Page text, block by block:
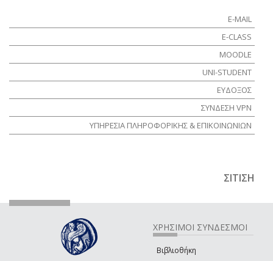
E-MAIL
E-CLASS
MOODLE
UNI-STUDENT
ΕΥΔΟΞΟΣ
ΣΥΝΔΕΣΗ VPN
ΥΠΗΡΕΣΙΑ ΠΛΗΡΟΦΟΡΙΚΗΣ & ΕΠΙΚΟΙΝΩΝΙΩΝ
ΣΙΤΙΣΗ
ΧΡΗΣΙΜΟΙ ΣΥΝΔΕΣΜΟΙ
Βιβλιοθήκη